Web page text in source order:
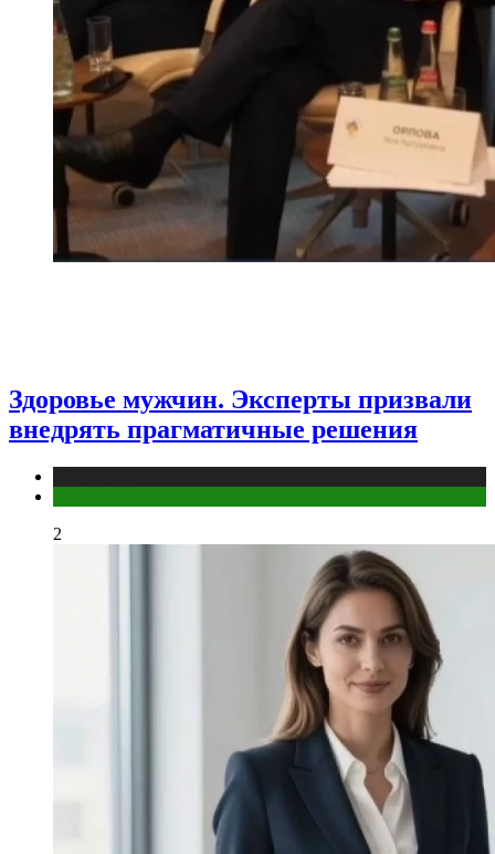
Здоровье мужчин. Эксперты призвали
внедрять прагматичные решения
2